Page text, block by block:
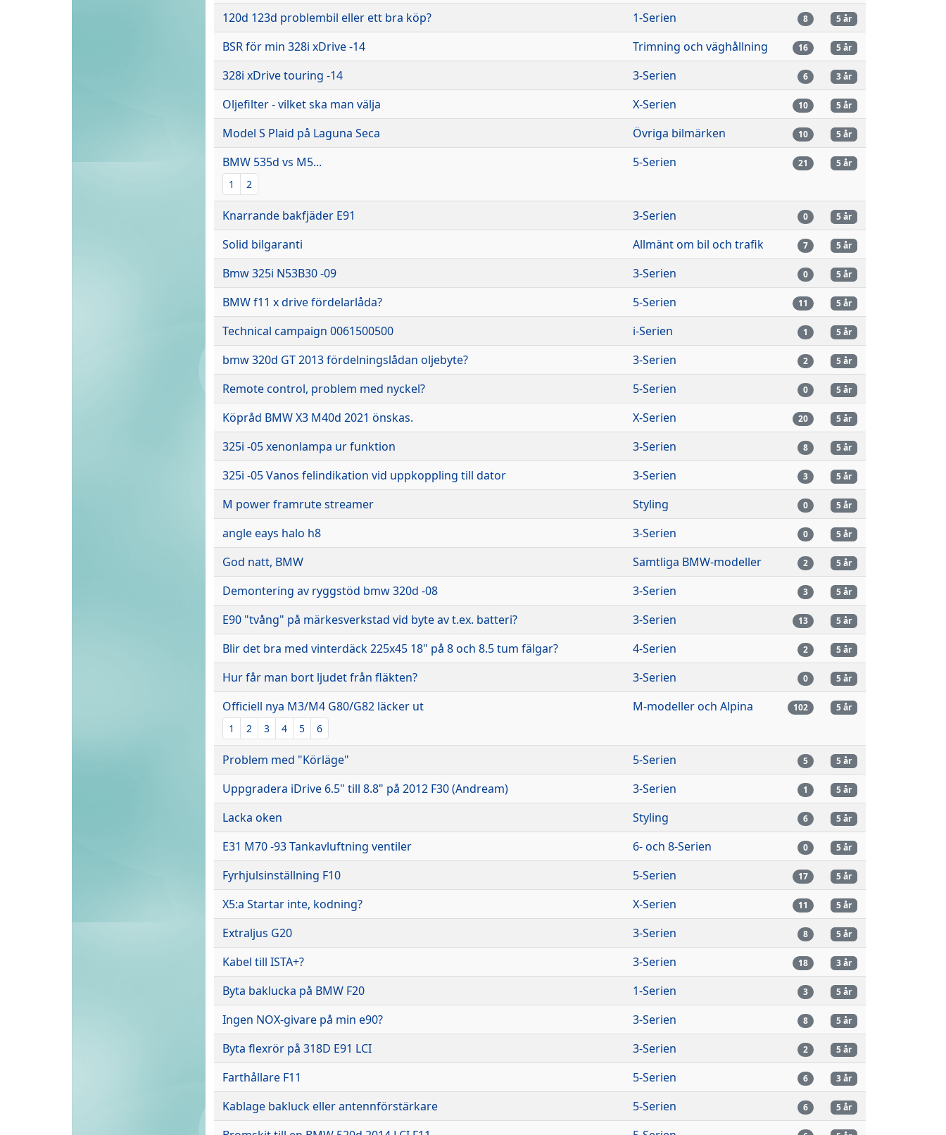
120d 123d problembil eller ett bra köp? 1-Serien 8 5 år
BSR för min 328i xDrive -14 Trimning och väghållning 16 5 år
328i xDrive touring -14 3-Serien 6 3 år
Oljefilter - vilket ska man välja X-Serien 10 5 år
Model S Plaid på Laguna Seca Övriga bilmärken 10 5 år
BMW 535d vs M5...
1 2
5-Serien 21 5 år
Knarrande bakfjäder E91 3-Serien 0 5 år
Solid bilgaranti Allmänt om bil och trafik 7 5 år
Bmw 325i N53B30 -09 3-Serien 0 5 år
BMW f11 x drive fördelarlåda? 5-Serien 11 5 år
Technical campaign 0061500500 i-Serien 1 5 år
bmw 320d GT 2013 fördelningslådan oljebyte? 3-Serien 2 5 år
Remote control, problem med nyckel? 5-Serien 0 5 år
Köpråd BMW X3 M40d 2021 önskas. X-Serien 20 5 år
325i -05 xenonlampa ur funktion 3-Serien 8 5 år
325i -05 Vanos felindikation vid uppkoppling till dator 3-Serien 3 5 år
M power framrute streamer Styling 0 5 år
angle eays halo h8 3-Serien 0 5 år
God natt, BMW Samtliga BMW-modeller 2 5 år
Demontering av ryggstöd bmw 320d -08 3-Serien 3 5 år
E90 "tvång" på märkesverkstad vid byte av t.ex. batteri? 3-Serien 13 5 år
Blir det bra med vinterdäck 225x45 18" på 8 och 8.5 tum fälgar? 4-Serien 2 5 år
Hur får man bort ljudet från fläkten? 3-Serien 0 5 år
Officiell nya M3/M4 G80/G82 läcker ut
1 2 3 4 5 6
M-modeller och Alpina 102 5 år
Problem med "Körläge" 5-Serien 5 5 år
Uppgradera iDrive 6.5" till 8.8" på 2012 F30 (Andream) 3-Serien 1 5 år
Lacka oken Styling 6 5 år
E31 M70 -93 Tankavluftning ventiler 6- och 8-Serien 0 5 år
Fyrhjulsinställning F10 5-Serien 17 5 år
X5:a Startar inte, kodning? X-Serien 11 5 år
Extraljus G20 3-Serien 8 5 år
Kabel till ISTA+? 3-Serien 18 3 år
Byta baklucka på BMW F20 1-Serien 3 5 år
Ingen NOX-givare på min e90? 3-Serien 8 5 år
Byta flexrör på 318D E91 LCI 3-Serien 2 5 år
Farthållare F11 5-Serien 6 3 år
Kablage bakluck eller antennförstärkare 5-Serien 6 5 år